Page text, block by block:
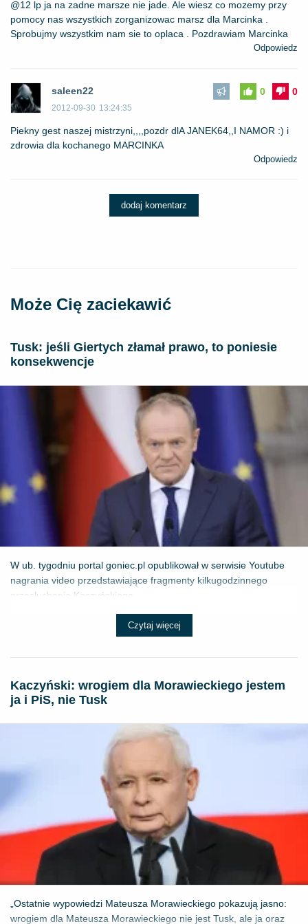
@12 lp ja na zadne marsze nie jade. Ale wiesz co mozemy przy
pomocy nas wszystkich zorganizowac marsz dla Marcinka .
Sprobujmy wszystkim nam sie to oplaca . Pozdrawiam Marcinka
Odpowiedz
saleen22
2012-09-30 13:24:35
0
0
Piekny gest naszej mistrzyni,,,,pozdr dlA JANEK64,,I NAMOR :) i
zdrowia dla kochanego MARCINKA
Odpowiedz
dodaj komentarz
Może Cię zaciekawić
Tusk: jeśli Giertych złamał prawo, to poniesie
konsekwencje
W ub. tygodniu portal goniec.pl opublikował w serwisie Youtube
nagrania video przedstawiające fragmenty kilkugodzinnego
przesłuchania Kaczyńskiego...
Czytaj więcej
Kaczyński: wrogiem dla Morawieckiego jestem
ja i PiS, nie Tusk
„Ostatnie wypowiedzi Mateusza Morawieckiego pokazują jasno:
wrogiem dla Mateusza Morawieckiego nie jest Tusk, ale ja oraz